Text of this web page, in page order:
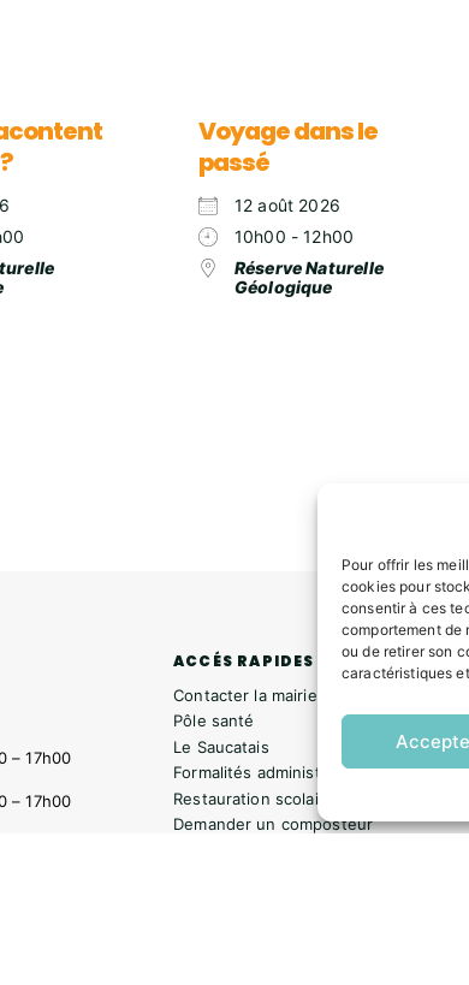
Pour offrir les
cookies pour
consentir à ces
comportement de
ou de retirer son
caractéristiques
Voyage dans le
passé
12 août 2026
10h00 - 12h00
Réserve Naturelle
Géologique
– 17h00
– 17h00
ACCÉS RAPIDES
Contacter la mairie
Pôle santé
Le Saucatais
Formalités administratives
Restauration scolaire
Demander un composteur